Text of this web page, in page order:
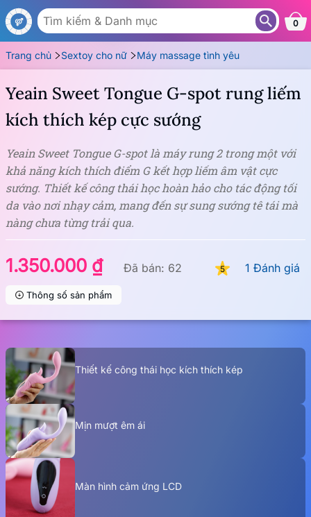
0
Trang chủ Sextoy cho nữ Máy massage tình yêu
1.350.000 ₫ Đã bán: 62 5 1 Đánh giá
Thông số sản phẩm
Yeain Sweet Tongue G-spot rung liếm
kích thích kép cực sướng
Yeain Sweet Tongue G-spot là máy rung 2 trong một với
khả năng kích thích điểm G kết hợp liếm âm vật cực
sướng. Thiết kế công thái học hoàn hảo cho tác động tối
da vào nơi nhạy cảm, mang đến sự sung sướng tê tái mà
nàng chưa từng trải qua.
Thiết kế công thái học kích thích kép
Mịn mượt êm ái
Màn hình cảm ứng LCD